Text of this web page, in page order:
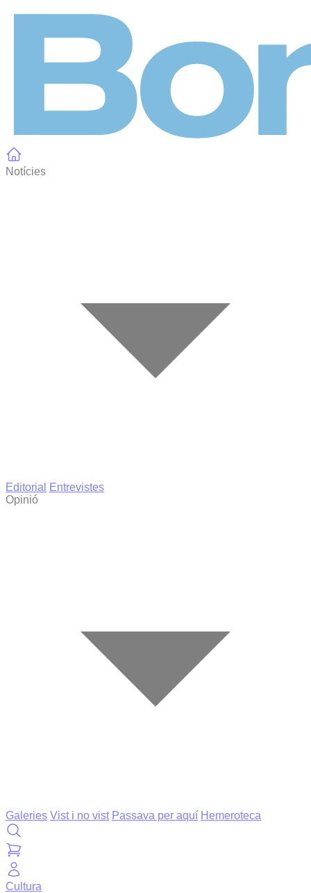
Notícies
Editorial
Entrevistes
Opinió
Galeries Vist i no vist Passava per aquí Hemeroteca
Cultura